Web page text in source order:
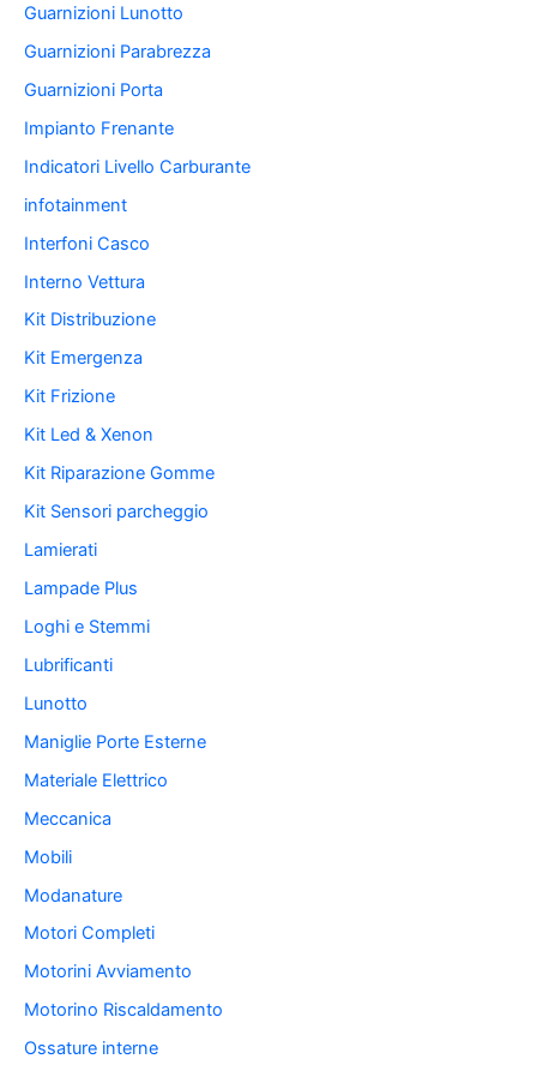
Guarnizioni Lunotto
Guarnizioni Parabrezza
Guarnizioni Porta
Impianto Frenante
Indicatori Livello Carburante
infotainment
Interfoni Casco
Interno Vettura
Kit Distribuzione
Kit Emergenza
Kit Frizione
Kit Led & Xenon
Kit Riparazione Gomme
Kit Sensori parcheggio
Lamierati
Lampade Plus
Loghi e Stemmi
Lubrificanti
Lunotto
Maniglie Porte Esterne
Materiale Elettrico
Meccanica
Mobili
Modanature
Motori Completi
Motorini Avviamento
Motorino Riscaldamento
Ossature interne